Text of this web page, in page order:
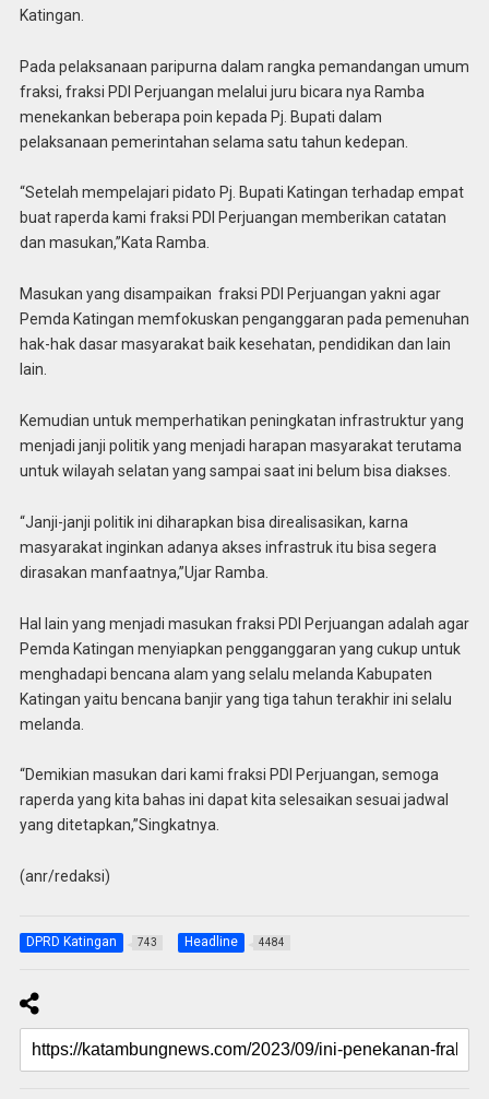
Katingan.
Pada pelaksanaan paripurna dalam rangka pemandangan umum
fraksi, fraksi PDI Perjuangan melalui juru bicara nya Ramba
menekankan beberapa poin kepada Pj. Bupati dalam
pelaksanaan pemerintahan selama satu tahun kedepan.
“Setelah mempelajari pidato Pj. Bupati Katingan terhadap empat
buat raperda kami fraksi PDI Perjuangan memberikan catatan
dan masukan,”Kata Ramba.
Masukan yang disampaikan fraksi PDI Perjuangan yakni agar
Pemda Katingan memfokuskan penganggaran pada pemenuhan
hak-hak dasar masyarakat baik kesehatan, pendidikan dan lain
lain.
Kemudian untuk memperhatikan peningkatan infrastruktur yang
menjadi janji politik yang menjadi harapan masyarakat terutama
untuk wilayah selatan yang sampai saat ini belum bisa diakses.
“Janji-janji politik ini diharapkan bisa direalisasikan, karna
masyarakat inginkan adanya akses infrastruk itu bisa segera
dirasakan manfaatnya,”Ujar Ramba.
Hal lain yang menjadi masukan fraksi PDI Perjuangan adalah agar
Pemda Katingan menyiapkan pengganggaran yang cukup untuk
menghadapi bencana alam yang selalu melanda Kabupaten
Katingan yaitu bencana banjir yang tiga tahun terakhir ini selalu
melanda.
“Demikian masukan dari kami fraksi PDI Perjuangan, semoga
raperda yang kita bahas ini dapat kita selesaikan sesuai jadwal
yang ditetapkan,”Singkatnya.
(anr/redaksi)
DPRD Katingan 743 Headline 4484